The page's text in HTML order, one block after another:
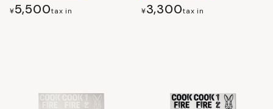
¥5,500tax in ¥3,300tax in